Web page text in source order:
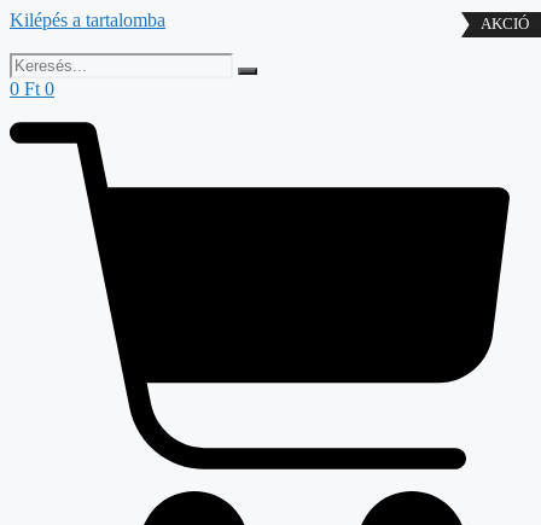
Kilépés a tartalomba
0 Ft 0